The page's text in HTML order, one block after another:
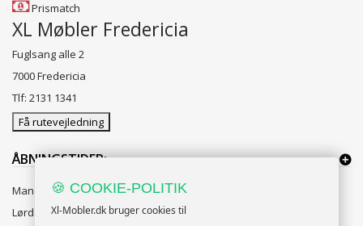
Prismatch
XL Møbler Fredericia
Fuglsang alle 2
7000 Fredericia
Tlf: 2131 1341
Få rutevejledning
ÅBNINGSTIDER:
Mandag til Fredag 10:00 til 18:00
Lørdag og Søndag 10:00 til 16:00
🍪 COOKIE-POLITIK
Xl-Mobler.dk bruger cookies til